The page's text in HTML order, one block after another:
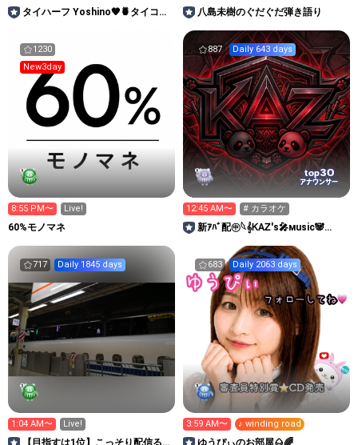
😭
タイハーフ Yoshino‪🧡‬‪🍍タイコス
八島未樹のぐだぐだ弾き語り
1230
New3day
8:55 PM〜 Live!
60%モノマネ
887 Daily 643 days
top30
アナウンサー
12:45 AM〜 # カラオケ
新ｱﾊﾞ配㊥𓆩𝄞ᏦAᏃ'ꜱ🎤ᴍusiᴄ🐼
717 Daily 1845 days
1:04 AM〜 Live!
【目指すは1位】こっそり配信るー
683 Daily 2063 days
3:59 AM〜 ♪ winding road
ゆうぴぃのお部屋🌰🌈